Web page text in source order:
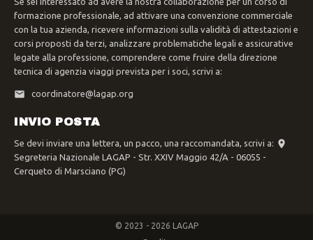
formazione professionale, ad attivare una convenzione commerciale
con la tua azienda, ricevere informazioni sulla validità di attestazioni e
corsi proposti da terzi, analizzare problematiche legali e assicurative
legate alla professione, comprendere come fruire della direzione
tecnica di agenzia viaggi prevista per i soci, scrivi a:
coordinatore@lagap.org
INVIO POSTA
Se devi inviare una lettera, un pacco, una raccomandata, scrivi a:
Segreteria Nazionale LAGAP - Str. XXIV Maggio 42/A - 06055 -
Cerqueto di Marsciano (PG)
© 2023 - 2026 LAGAP